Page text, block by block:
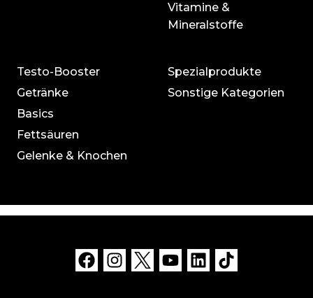
Vitamine &
Mineralstoffe
Testo-Booster
Getränke
Basics
Fettsäuren
Gelenke & Knochen
Spezialprodukte
Sonstige Kategorien